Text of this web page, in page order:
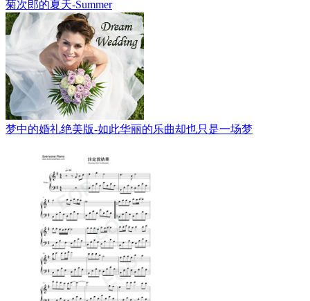
菊次郎的夏天-Summer
梦中的婚礼绝美版-如此华丽的乐曲却也只是一场梦